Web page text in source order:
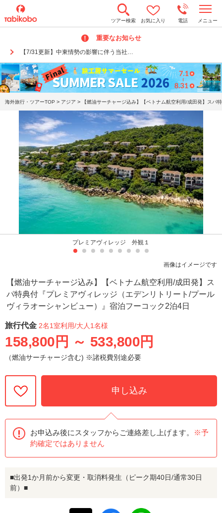
ツアー検索 お気に入り 電話 メニュー
重要なお知らせ
【7/31更新】中東情勢の影響に伴う当社…
o
n
a
v
i
g
a
海外旅行・ツアーTOP > アジア > 【燃油サーチャージ込み】【ベトナム航空利用/成田発】ス
プレミアヴィレッジ 外観１
画像はイメージです
【燃油サーチャージ込み】【ベトナム航空利用/成田発】ス
パ特典付『プレミアヴィレッジ（エデンリトリート/プール
ヴィラオーシャンビュー）』宿泊フーコック2泊4日
旅行代金 2名1室利用/大人1名様
158,800円 ～ 533,800円
（燃油サーチャージ含む) ※諸税費別途必要
申し込み
お申込み後にスタッフからご連絡差し上げます。
※予
約確定ではありません
■出発1か月前から変更・取消料発生（ピーク期40日/通常30日
前）■